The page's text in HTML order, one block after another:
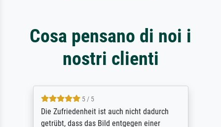
Cosa pensano di noi i
nostri clienti
5 / 5
Die Zufriedenheit ist auch nicht dadurch
getrübt, dass das Bild entgegen einer